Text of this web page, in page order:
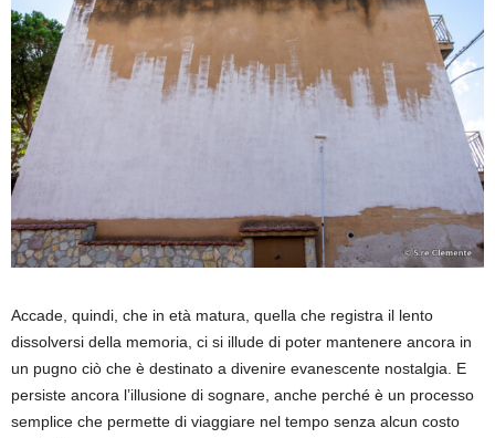
Accade, quindi, che in età matura, quella che registra il lento
dissolversi della memoria, ci si illude di poter mantenere ancora in
un pugno ciò che è destinato a divenire evanescente nostalgia. E
persiste ancora l’illusione di sognare, anche perché è un processo
semplice che permette di viaggiare nel tempo senza alcun costo